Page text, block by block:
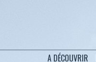
A DÉCOUVRIR